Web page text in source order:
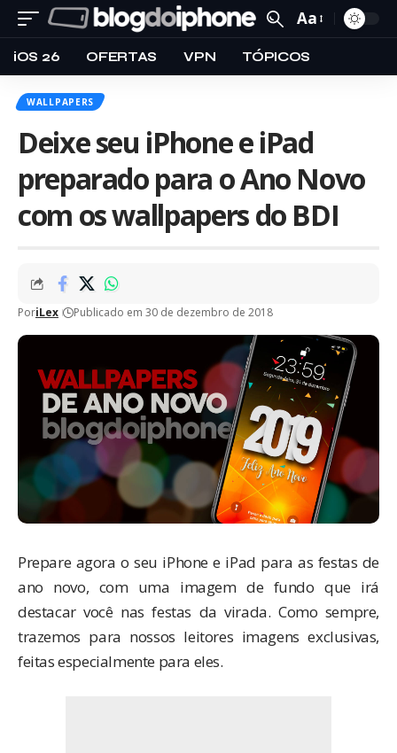
Aa
iOS 26 OFERTAS VPN TÓPICOS
WALLPAPERS
Deixe seu iPhone e iPad
preparado para o Ano Novo
com os wallpapers do BDI
PoriLex Publicado em 30 de dezembro de 2018
Prepare agora o seu iPhone e iPad para as festas de
ano novo, com uma imagem de fundo que irá
destacar você nas festas da virada. Como sempre,
trazemos para nossos leitores imagens exclusivas,
feitas especialmente para eles.